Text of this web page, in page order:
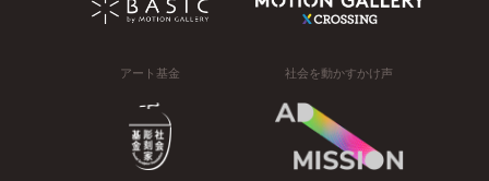
アート基金 社会を動かすかけ声